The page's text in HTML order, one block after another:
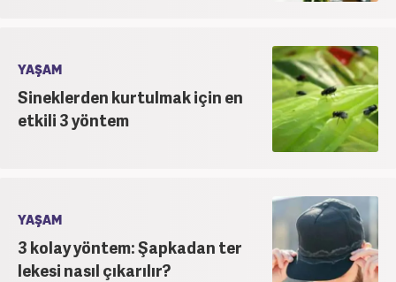
YAŞAM
Sineklerden kurtulmak için en
etkili 3 yöntem
YAŞAM
3 kolay yöntem: Şapkadan ter
lekesi nasıl çıkarılır?